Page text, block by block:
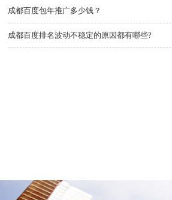
成都百度包年推广多少钱？
成都百度排名波动不稳定的原因都有哪些?